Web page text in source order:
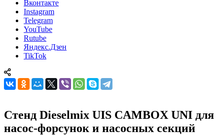
Вконтакте
Instagram
Telegram
YouTube
Rutube
Яндекс.Дзен
TikTok
Стенд Dieselmix UIS CAMBOX UNI для
насос-форсунок и насосных секций